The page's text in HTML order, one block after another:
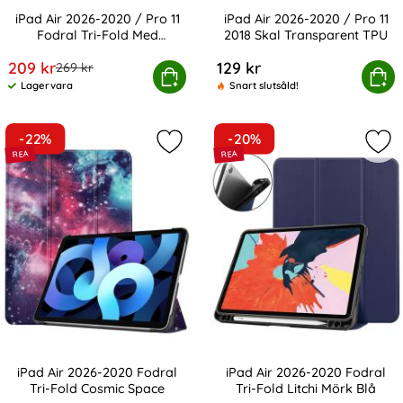
iPad Air 2026-2020 / Pro 11
Fodral Tri-Fold Med
rea pris
209 krtidigare pris
269 kr
Tillgänglighet:
Lagervara
Köp
2026-2020 / Pro 11 Fodral Tri-Fold Med Pennhållare
iPad Air 2026-2020 / Pro 11
2018 Skal Transparent TPU
129 kr
Snart slutsåld!
Köp
iPad Air 2026-2020 / Pro 11
-22%
iPad Air 2026-2020 Fodral
Tri-Fold Cosmic Space
Markera iPad Air 2026-2020
-20%
iPad Air 2026-2020 Fodral
Tri-Fold Litchi Mörk Blå